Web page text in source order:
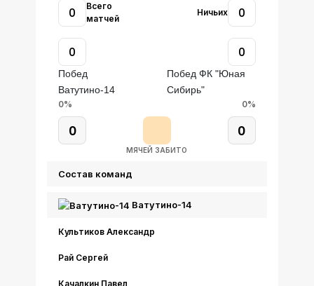
0
Всего
матчей
0
Ничьих
0
Побед
Ватутино-14
0%
0
Побед ФК "Юная
Сибирь"
0%
0
МЯЧЕЙ ЗАБИТО
0
Состав команд
Ватутино-14
Культиков Александр
Рай Сергей
Качалкин Павел